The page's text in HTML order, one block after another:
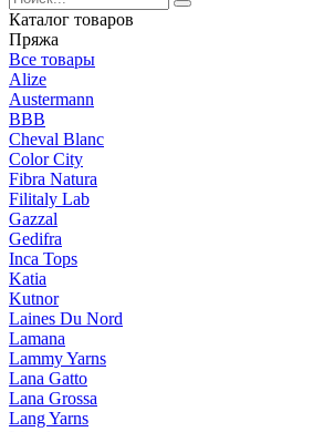
Каталог товаров
Пряжа
Все товары
Alize
Austermann
BBB
Cheval Blanc
Color City
Fibra Natura
Filitaly Lab
Gazzal
Gedifra
Inca Tops
Katia
Kutnor
Laines Du Nord
Lamana
Lammy Yarns
Lana Gatto
Lana Grossa
Lang Yarns